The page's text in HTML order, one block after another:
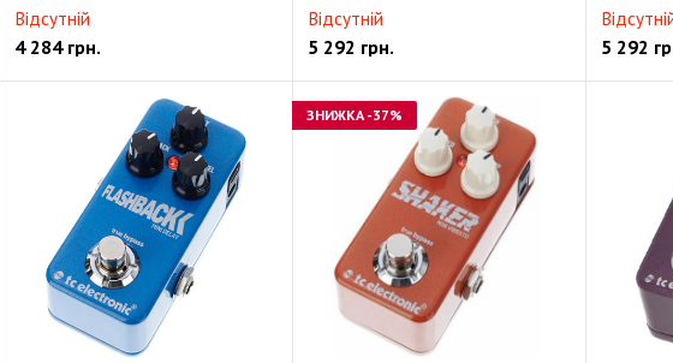
Відсутній
4 284грн.
Відсутній
5 292 грн. 5 292
ЗНИЖКА-37%